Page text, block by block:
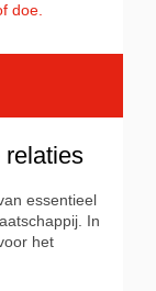
doe.
relaties
essentieel
In
het